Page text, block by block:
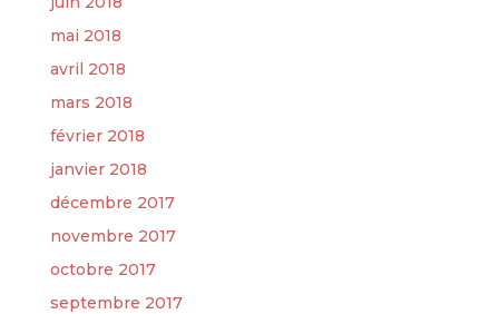
mai 2018
avril 2018
mars 2018
février 2018
janvier 2018
décembre 2017
novembre 2017
octobre 2017
septembre 2017